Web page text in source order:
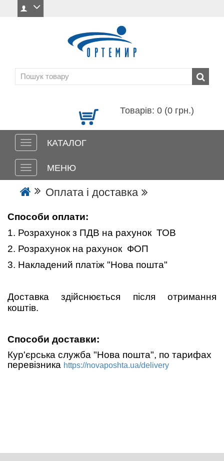
Товарів: 0 (0 грн.)
КАТАЛОГ
МЕНЮ
Оплата і доставка
Способи оплати:
1. Розрахунок з ПДВ на рахунок ТОВ
2. Розрахунок на рахунок ФОП
3. Накладений платіж "Нова пошта"
Доставка здійснюється після отримання
коштів.
Способи доставки:
Кур'єрська служба "Нова пошта", по тарифах
перевізника https://novaposhta.ua/delivery